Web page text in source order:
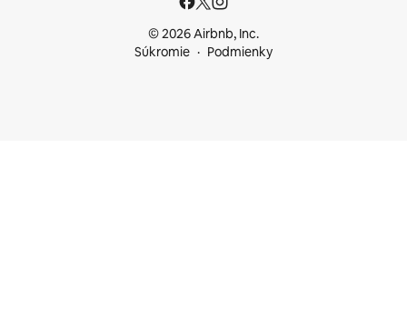
© 2026 Airbnb, Inc.
Súkromie
Podmienky